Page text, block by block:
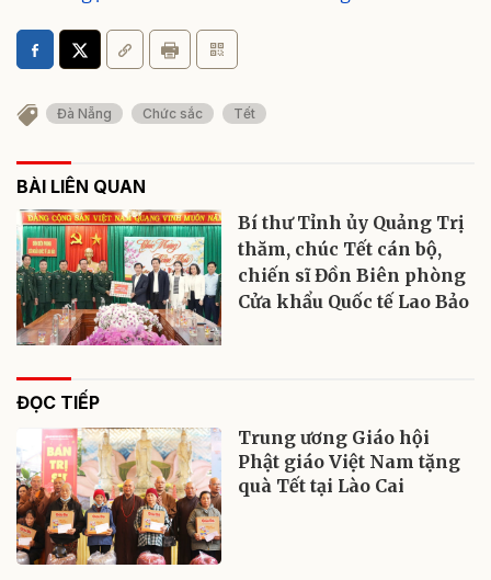
Đà Nẵng Chức sắc Tết
BÀI LIÊN QUAN
Bí thư Tỉnh ủy Quảng Trị
thăm, chúc Tết cán bộ,
chiến sĩ Đồn Biên phòng
Cửa khẩu Quốc tế Lao Bảo
ĐỌC TIẾP
Trung ương Giáo hội
Phật giáo Việt Nam tặng
quà Tết tại Lào Cai